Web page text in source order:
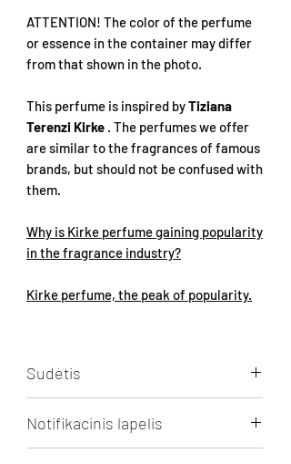
ATTENTION! The color of the perfume
or essence in the container may differ
from that shown in the photo.
This perfume is inspired byTiziana
Terenzi Kirke . The perfumes we offer
are similar to the fragrances of famous
brands, but should not be confused with
them.
Why is Kirke perfume gaining popularity
in the fragrance industry?
Kirke perfume, the peak of popularity.
Sudėtis
HEXAMETHYLINDANOPYRAN, Benzyl
Salicylate, BUTYLPHENYL
Notifikacinis lapelis